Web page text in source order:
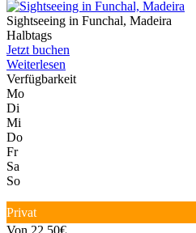
Sightseeing in Funchal, Madeira
Halbtags
Jetzt buchen
Weiterlesen
Verfügbarkeit
Mo
Di
Mi
Do
Fr
Sa
So
Privat